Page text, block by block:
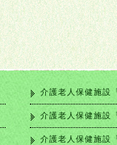
介護老人保健施設
介護老人保健施設
介護老人保健施設